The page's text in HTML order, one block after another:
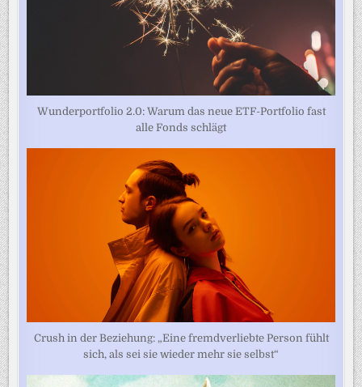
Wunderportfolio 2.0: Warum das neue ETF-Portfolio fast
alle Fonds schlägt
Crush in der Beziehung: „Eine fremdverliebte Person fühlt
sich, als sei sie wieder mehr sie selbst“